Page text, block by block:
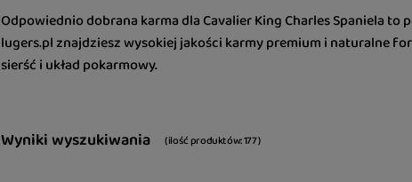
Odpowiednio dobrana karma dla Cavalier King Charles Spaniela
lugers.pl znajdziesz wysokiej jakości karmy premium i naturalne
sierść i układ pokarmowy.
Wyniki wyszukiwania ( ilość produktów:177)